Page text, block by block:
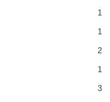
1
1
2
1
3